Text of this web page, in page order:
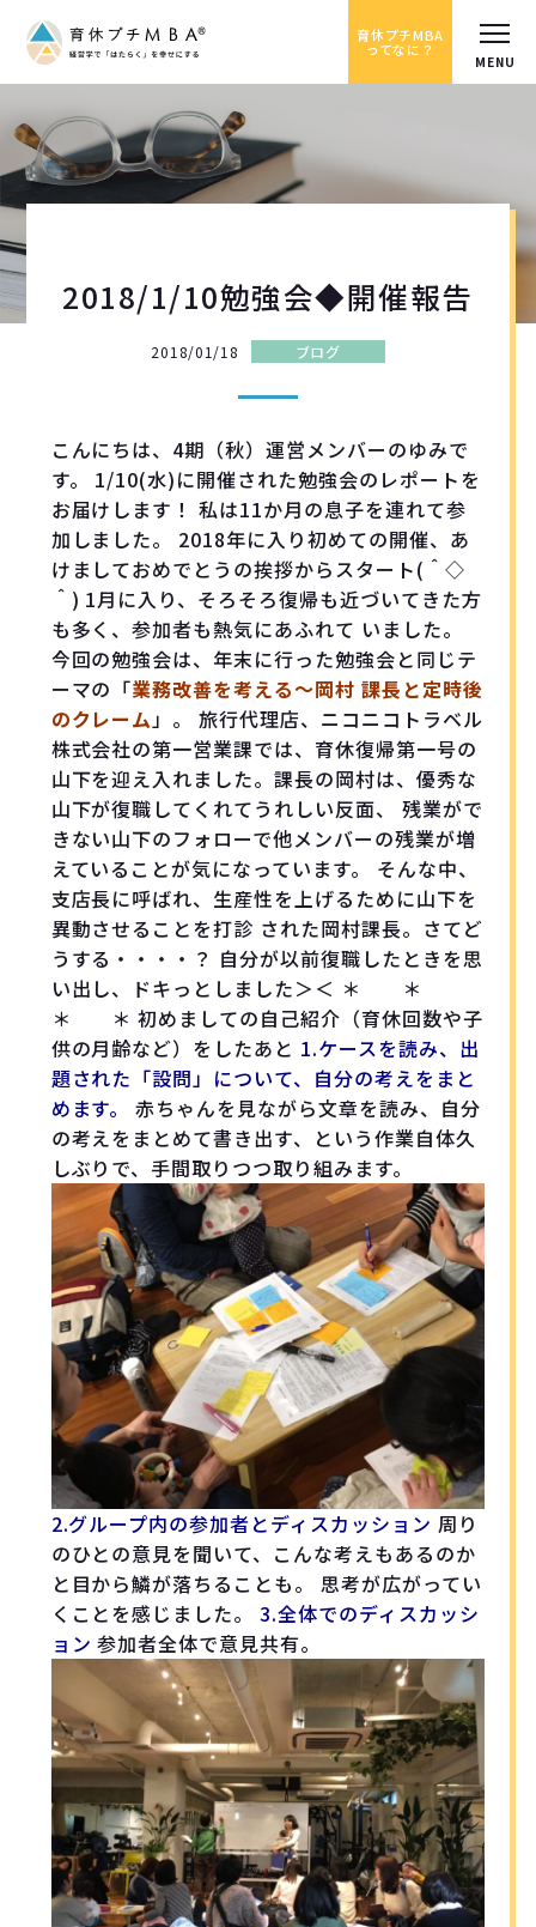
育休プチMBA
ってなに？
2018/1/10勉強会◆開催報告
2018/01/18 ブログ
こんにちは、4期（秋）運営メンバーのゆみで
す。 1/10(水)に開催された勉強会のレポートを
お届けします！ 私は11か月の息子を連れて参
加しました。 2018年に入り初めての開催、あ
けましておめでとうの挨拶からスタート(＾◇
＾) 1月に入り、そろそろ復帰も近づいてきた方
も多く、参加者も熱気にあふれて いました。
今回の勉強会は、年末に行った勉強会と同じテ
ーマの「業務改善を考える〜岡村 課長と定時後
のクレーム」。 旅行代理店、ニコニコトラベル
株式会社の第一営業課では、育休復帰第一号の
山下を迎え入れました。課長の岡村は、優秀な
山下が復職してくれてうれしい反面、 残業がで
きない山下のフォローで他メンバーの残業が増
えていることが気になっています。 そんな中、
支店長に呼ばれ、生産性を上げるために山下を
異動させることを打診 された岡村課長。さてど
うする・・・・？ 自分が以前復職したときを思
い出し、ドキっとしました＞＜ ＊ ＊
＊ ＊ 初めましての自己紹介（育休回数や子
供の月齢など）をしたあと 1.ケースを読み、出
題された「設問」について、自分の考えをまと
めます。
赤ちゃんを見ながら文章を読み、自分
の考えをまとめて書き出す、という作業自体久
しぶりで、手間取りつつ取り組みます。
2.グループ内の参加者とディスカッション 周り
のひとの意見を聞いて、こんな考えもあるのか
と目から鱗が落ちることも。 思考が広がってい
くことを感じました。3.全体でのディスカッシ
ョン 参加者全体で意見共有。